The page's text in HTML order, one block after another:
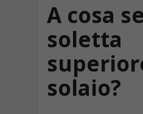
A cosa
soletta
solaio?